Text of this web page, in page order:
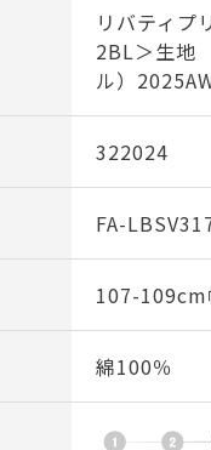
リバティプ
2BL＞生地
ル）
322024
FA-
107-109cm
綿100％